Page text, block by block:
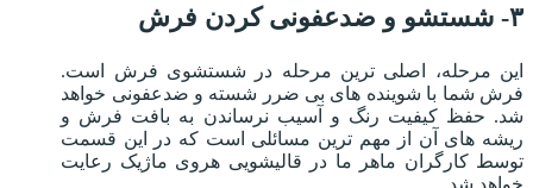
۳- شستشو و ضدعفونی کردن فرش
این مرحله، اصلی ترین مرحله در شستشوی فرش است.
فرش شما با شوینده های بی ضرر شسته و ضدعفونی خواهد
شد. حفظ کیفیت رنگ و آسیب نرساندن به بافت فرش و
ریشه های آن از مهم ترین مسائلی است که در این قسمت
توسط کارگران ماهر ما در قالیشویی هروی ماژیک رعایت
خواهد شد.